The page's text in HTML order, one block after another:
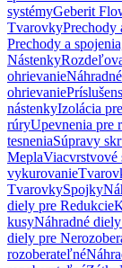
systémyGeberit
TvarovkyPrechody
Prechody a
Nástenky
ohrievanie
ohrievanie
nástenkyIzolácia
rúryUpevnenia pre
tesneniaSúpravy
MeplaViacvrstvové
vykurovanie
TvarovkySpojky
diely pre Redukcie
kusyNáhradné
diely pre
rozoberateľné